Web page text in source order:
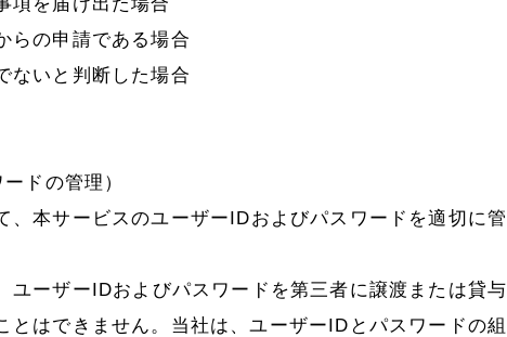
らの申請である場合
ないと判断した場合
ドの管理）
、本サービスのユーザーIDおよびパスワードを適切に管
ユーザーIDおよびパスワードを第三者に譲渡または貸与
とはできません。当社は、ユーザーIDとパスワードの組